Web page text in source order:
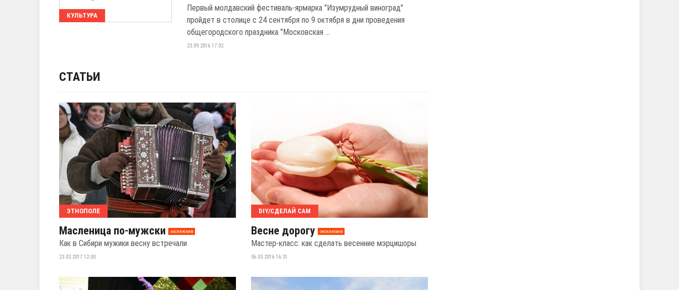
КУЛЬТУРА
Первый молдавский фестиваль-ярмарка "Изумрудный виноград"
пройдет в столице с 24 сентября по 9 октября в дни проведения
общегородского праздника "Московская ...
23.09.2016 17:02
СТАТЬИ
ЭТНОПОЛЕ
Масленица по-мужски эксклюзив
Как в Сибири мужики весну встречали
23.02.2017 12:00
DIY/СДЕЛАЙ САМ
Весне дорогу эксклюзив
Мастер-класс: как сделать весенние мэрцишоры
06.03.2016 16:31